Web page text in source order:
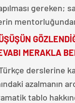
gereken;
MERAKLA
derslerine
azalmanın
tablo